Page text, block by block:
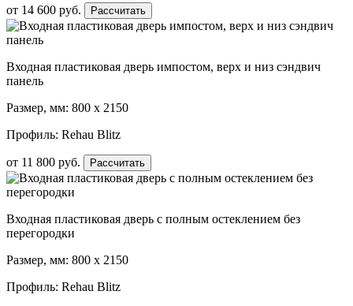
от 14 600 руб. Рассчитать
Входная пластиковая дверь импостом, верх и низ сэндвич
панель
Размер, мм: 800 х 2150
Профиль: Rehau Blitz
от 11 800 руб. Рассчитать
Входная пластиковая дверь с полным остеклением без
перегородки
Размер, мм: 800 х 2150
Профиль: Rehau Blitz